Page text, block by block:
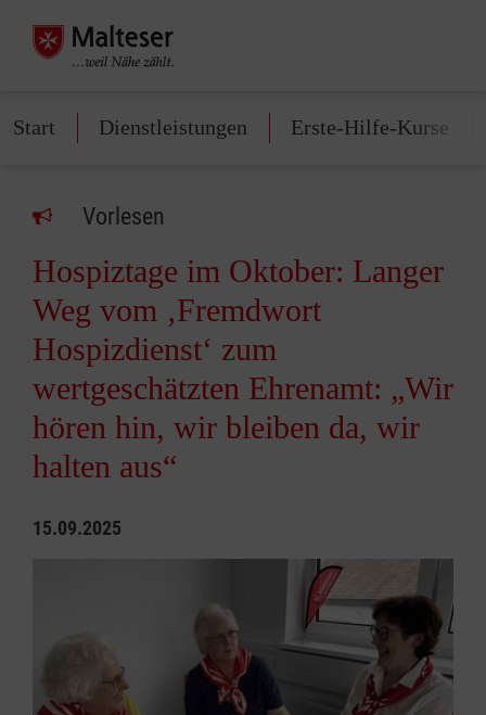
Start Dienstleistungen Erste-Hilfe-Kurse
Vorlesen
Hospiztage im Oktober: Langer
Weg vom ‚Fremdwort
Hospizdienst‘ zum
wertgeschätzten Ehrenamt: „Wir
hören hin, wir bleiben da, wir
halten aus“
15.09.2025